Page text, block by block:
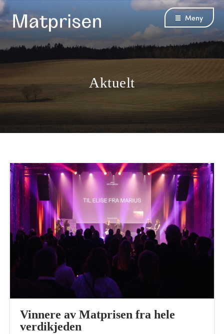
Aktuelt
Vinnere av Matprisen fra hele
verdikjeden
Meny